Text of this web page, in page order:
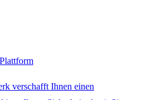
verschafft Ihnen einen